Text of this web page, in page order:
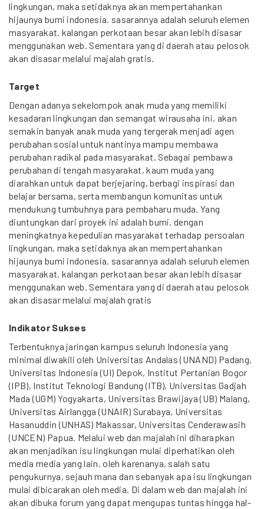
lingkungan, maka setidaknya akan mempertahankan
hijaunya bumi indonesia. sasarannya adalah seluruh elemen
masyarakat. kalangan perkotaan besar akan lebih disasar
menggunakan web. Sementara yang di daerah atau pelosok
akan disasar melalui majalah gratis.
Target
Dengan adanya sekelompok anak muda yang memiliki
kesadaran lingkungan dan semangat wirausaha ini, akan
semakin banyak anak muda yang tergerak menjadi agen
perubahan sosial untuk nantinya mampu membawa
perubahan radikal pada masyarakat. Sebagai pembawa
perubahan di tengah masyarakat, kaum muda yang
diarahkan untuk dapat berjejaring, berbagi inspirasi dan
belajar bersama, serta membangun komunitas untuk
mendukung tumbuhnya para pembaharu muda. Yang
diuntungkan dari proyek ini adalah bumi. dengan
meningkatnya kepedulian masyarakat terhadap persoalan
lingkungan, maka setidaknya akan mempertahankan
hijaunya bumi indonesia. sasarannya adalah seluruh elemen
masyarakat. kalangan perkotaan besar akan lebih disasar
menggunakan web. Sementara yang di daerah atau pelosok
akan disasar melalui majalah gratis
Indikator Sukses
Terbentuknya jaringan kampus seluruh Indonesia yang
minimal diwakili oleh Universitas Andalas (UNAND) Padang,
Universitas Indonesia (UI) Depok, Institut Pertanian Bogor
(IPB), Institut Teknologi Bandung (ITB), Universitas Gadjah
Mada (UGM) Yogyakarta, Universitas Brawijaya (UB) Malang,
Universitas Airlangga (UNAIR) Surabaya, Universitas
Hasanuddin (UNHAS) Makassar, Universitas Cenderawasih
(UNCEN) Papua. Melalui web dan majalah ini diharapkan
akan menjadikan isu lingkungan mulai diperhatikan oleh
media media yang lain. oleh karenanya, salah satu
pengukurnya, sejauh mana dan sebanyak apa isu lingkungan
mulai dibicarakan oleh media. Di dalam web dan majalah ini
akan dibuka forum yang dapat mengupas tuntas hingga hal-